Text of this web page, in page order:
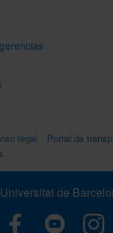
legal
Portal de
de